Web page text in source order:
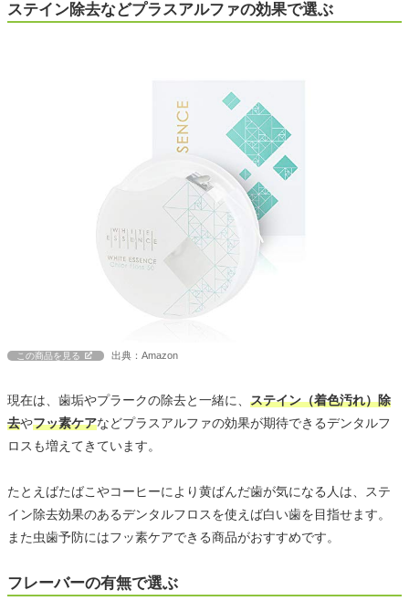
ステイン除去などプラスアルファの効果で選ぶ
この商品を見る 出典：Amazon
現在は、歯垢やプラークの除去と一緒に、 ステイン（着色汚れ）除
去やフッ素ケアなどプラスアルファの効果が期待できるデンタルフ
ロスも増えてきています。
たとえばたばこやコーヒーにより黄ばんだ歯が気になる人は、ステ
イン除去効果のあるデンタルフロスを使えば白い歯を目指せます。
また虫歯予防にはフッ素ケアできる商品がおすすめです。
フレーバーの有無で選ぶ